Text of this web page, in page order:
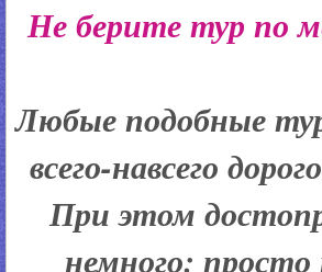
Не берите тур по
Любые подобные
всего-навсего
При этом
немного: просто